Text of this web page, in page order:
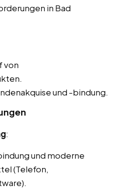
in Bad
von
und -bindung.
:
und moderne
(Telefon,